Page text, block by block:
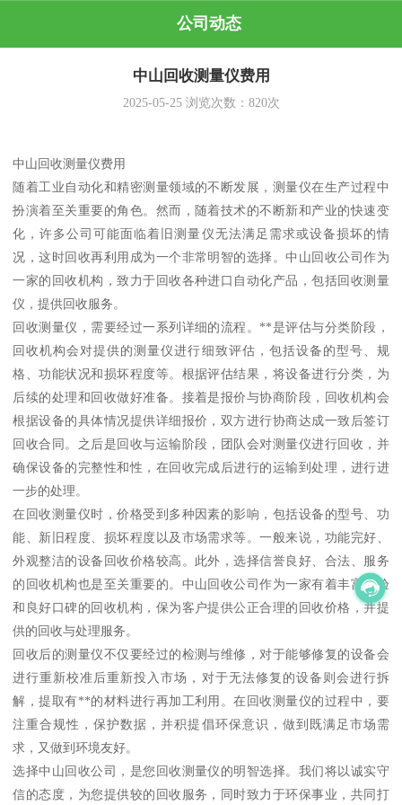
公司动态
中山回收测量仪费用
2025-05-25浏览次数： 820次
中山回收测量仪费用
随着工业自动化和精密测量领域的不断发展，测量仪在生产过程中
扮演着至关重要的角色。然而，随着技术的不断新和产业的快速变
化，许多公司可能面临着旧测量仪无法满足需求或设备损坏的情
况，这时回收再利用成为一个非常明智的选择。中山回收公司作为
一家的回收机构，致力于回收各种进口自动化产品，包括回收测量
仪，提供回收服务。
回收测量仪，需要经过一系列详细的流程。**是评估与分类阶段，
回收机构会对提供的测量仪进行细致评估，包括设备的型号、规
格、功能状况和损坏程度等。根据评估结果，将设备进行分类，为
后续的处理和回收做好准备。接着是报价与协商阶段，回收机构会
根据设备的具体情况提供详细报价，双方进行协商达成一致后签订
回收合同。之后是回收与运输阶段，团队会对测量仪进行回收，并
确保设备的完整性和性，在回收完成后进行的运输到处理，进行进
一步的处理。
在回收测量仪时，价格受到多种因素的影响，包括设备的型号、功
能、新旧程度、损坏程度以及市场需求等。一般来说，功能完好、
外观整洁的设备回收价格较高。此外，选择信誉良好、合法、服务
的回收机构也是至关重要的。中山回收公司作为一家有着丰富经验
和良好口碑的回收机构，保为客户提供公正合理的回收价格，并提
供的回收与处理服务。
回收后的测量仪不仅要经过的检测与维修，对于能够修复的设备会
进行重新校准后重新投入市场，对于无法修复的设备则会进行拆
解，提取有**的材料进行再加工利用。在回收测量仪的过程中，要
注重合规性，保护数据，并积提倡环保意识，做到既满足市场需
求，又做到环境友好。
选择中山回收公司，是您回收测量仪的明智选择。我们将以诚实守
信的态度，为您提供较的回收服务，同时致力于环保事业，共同打